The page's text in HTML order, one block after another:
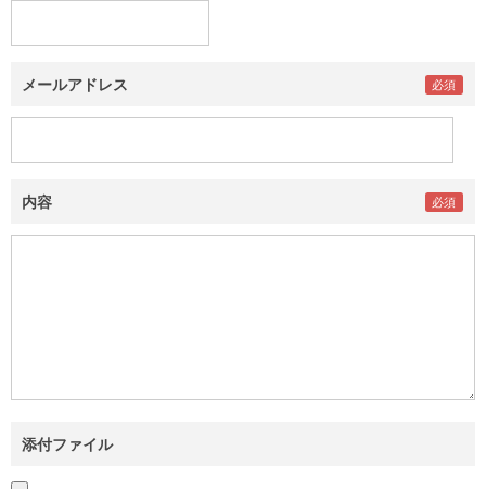
メールアドレス
内容
添付ファイル